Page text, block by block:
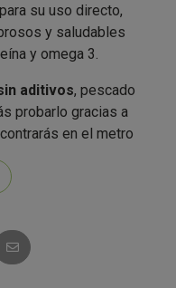
para su uso directo,
y saludables
y omega 3.
aditivos, pescado
probarlo gracias a
en el metro
el atún en tu
Madrid y prueba
te llevas tu paquete